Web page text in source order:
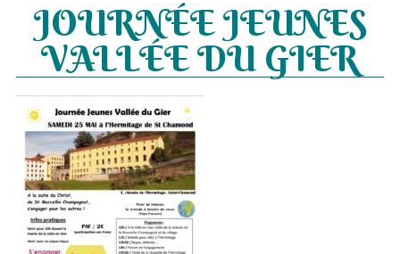
JOURNÉE JEUNES
VALLÉE DU GIER